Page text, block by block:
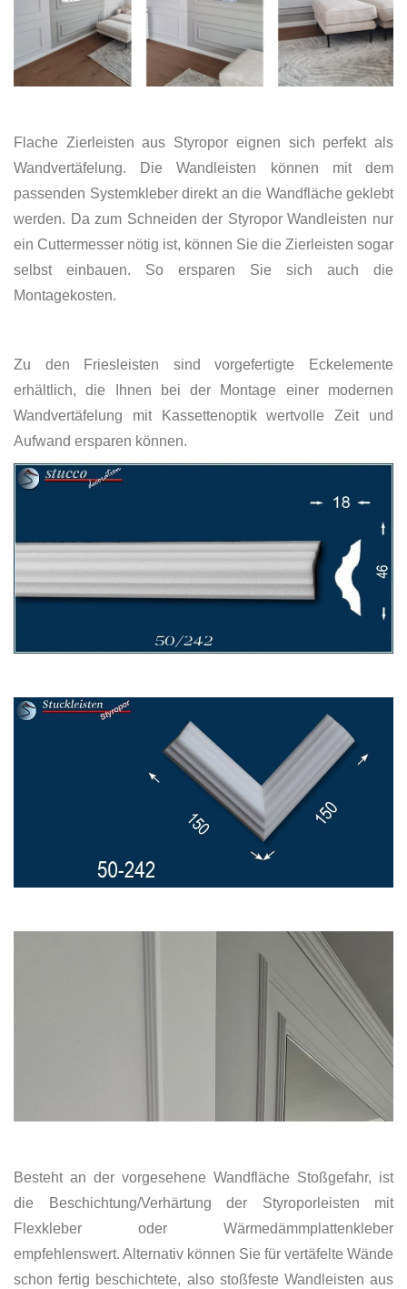
Flache Zierleisten aus Styropor eignen sich perfekt als
Wandvertäfelung. Die Wandleisten können mit dem
passenden Systemkleber direkt an die Wandfläche geklebt
werden. Da zum Schneiden der Styropor Wandleisten nur
ein Cuttermesser nötig ist, können Sie die Zierleisten sogar
selbst einbauen. So ersparen Sie sich auch die
Montagekosten.
Zu den Friesleisten sind vorgefertigte Eckelemente
erhältlich, die Ihnen bei der Montage einer modernen
Wandvertäfelung mit Kassettenoptik wertvolle Zeit und
Aufwand ersparen können.
Besteht an der vorgesehene Wandfläche Stoßgefahr, ist
die Beschichtung/Verhärtung der Styroporleisten mit
Flexkleber oder Wärmedämmplattenkleber
empfehlenswert. Alternativ können Sie für vertäfelte Wände
schon fertig beschichtete, also stoßfeste Wandleisten aus